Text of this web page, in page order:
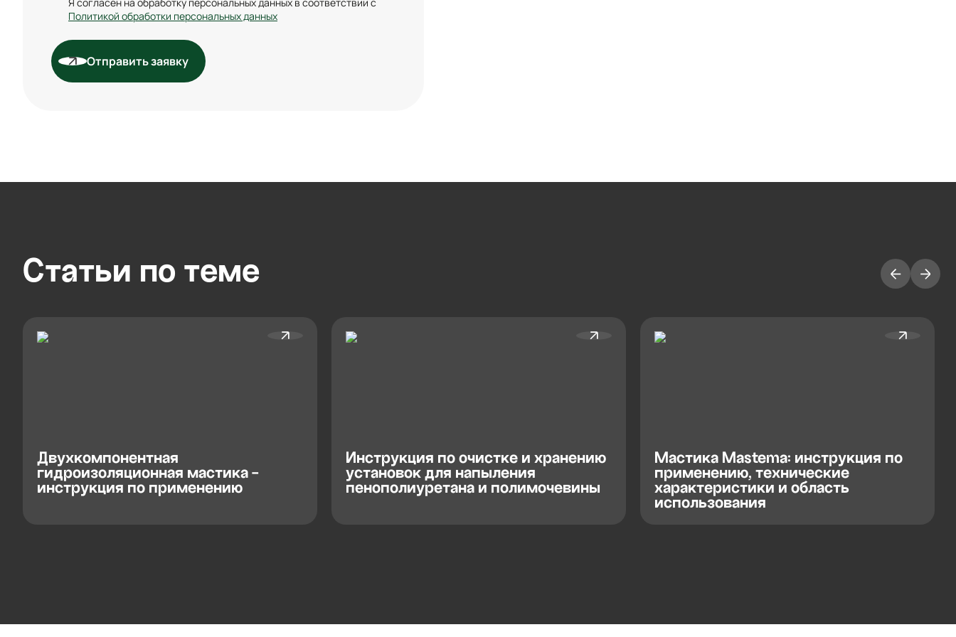
Политикой обработки персональных данных
Отправить заявку
Cтатьи по теме
Двухкомпонентная
гидроизоляционная мастика -
инструкция по применению
Инструкция по очистке и хранению
установок для напыления
пенополиуретана и полимочевины
Мастика Mastema: инструкция по
применению, технические
характеристики и область
использования